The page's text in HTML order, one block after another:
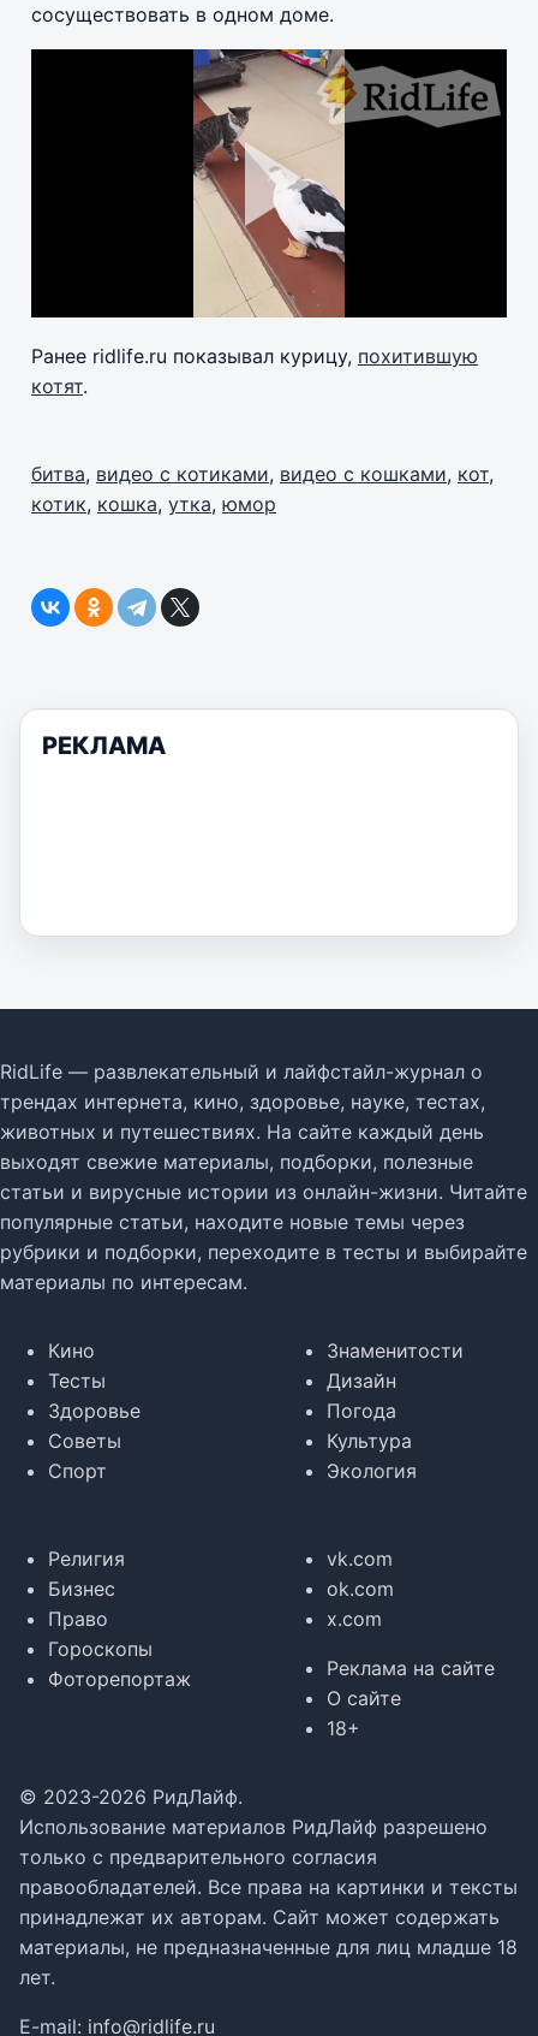
сосуществовать в одном доме.
Ранее ridlife.ru показывал курицу, похитившую
котят.
битва, видео с котиками, видео с кошками, кот,
котик, кошка, утка, юмор
РЕКЛАМА
RidLife — развлекательный и лайфстайл-журнал о
трендах интернета, кино, здоровье, науке, тестах,
животных и путешествиях. На сайте каждый день
выходят свежие материалы, подборки, полезные
статьи и вирусные истории из онлайн-жизни. Читайте
популярные статьи, находите новые темы через
рубрики и подборки, переходите в тесты и выбирайте
материалы по интересам.
Кино
Тесты
Здоровье
Советы
Спорт
Знаменитости
Дизайн
Погода
Культура
Экология
Религия
Бизнес
Право
Гороскопы
Фоторепортаж
vk.com
ok.com
x.com
Реклама на сайте
О сайте
18+
© 2023-2026 РидЛайф.
Использование материалов РидЛайф разрешено
только с предварительного согласия
правообладателей. Все права на картинки и тексты
принадлежат их авторам. Сайт может содержать
материалы, не предназначенные для лиц младше 18
лет.
E-mail: info@ridlife.ru